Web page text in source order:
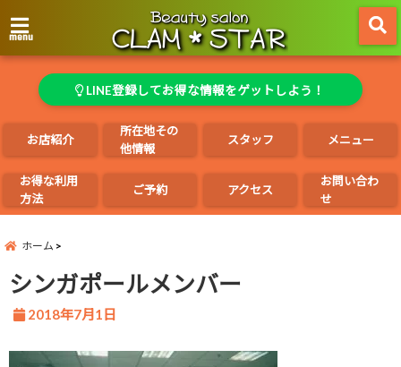
menu
LINE登録してお得な情報をゲットしよう！
お店紹介
所在地その
他情報
スタッフ メニュー
お得な利用
方法
ご予約 アクセス
お問い合わ
せ
ホーム
シンガポールメンバー
2018年7月1日